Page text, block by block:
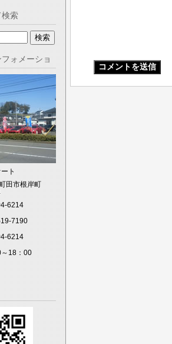
索
ォメーショ
ト
田市根岸町
6214
7190
6214
18：00